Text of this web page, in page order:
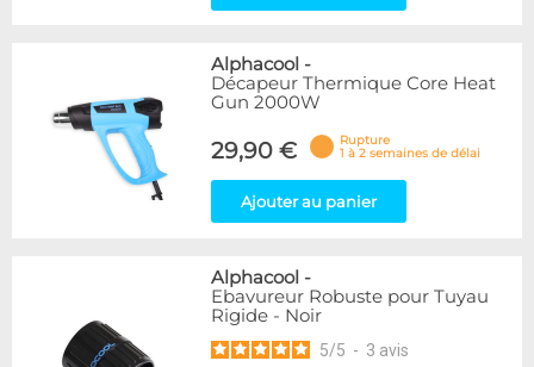
Alphacool -
Décapeur Thermique Core Heat
Gun 2000W
29,90 €
Rupture
1 à 2 semaines de délai
Ajouter au panier
Alphacool -
Ebavureur Robuste pour Tuyau
Rigide - Noir
5/5 - 3 avis